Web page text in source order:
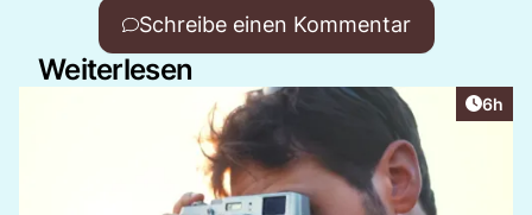
Schreibe einen Kommentar
Weiterlesen
6h